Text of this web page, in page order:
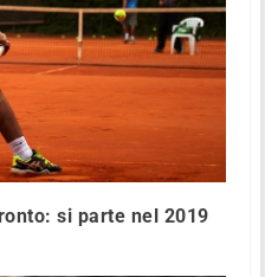
si parte nel 2019